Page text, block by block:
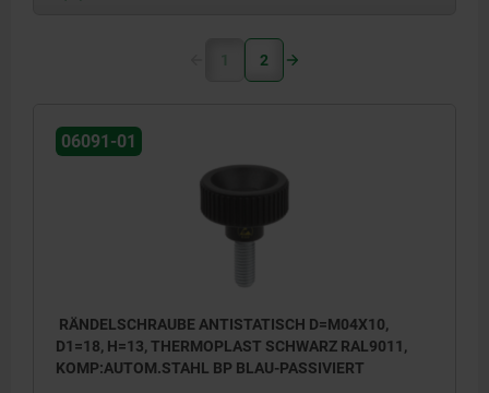
1 2
06091-01
RÄNDELSCHRAUBE ANTISTATISCH D=M04X10,
D1=18, H=13, THERMOPLAST SCHWARZ RAL9011,
KOMP:AUTOM.STAHL BP BLAU-PASSIVIERT